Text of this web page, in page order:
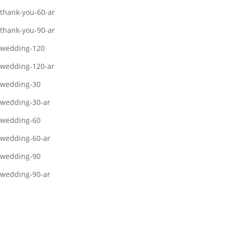
thank-you-60-ar
thank-you-90-ar
wedding-120
wedding-120-ar
wedding-30
wedding-30-ar
wedding-60
wedding-60-ar
wedding-90
wedding-90-ar